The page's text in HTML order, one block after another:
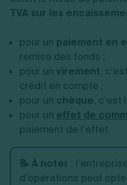
TVA sur les
pour un paiement en
remise des fonds ;
pour un virement,
crédit en compte ;
pour un chèque, c’est
pour un effet de
paiement de l’effet.
📝 À noter :
d’opérations peut